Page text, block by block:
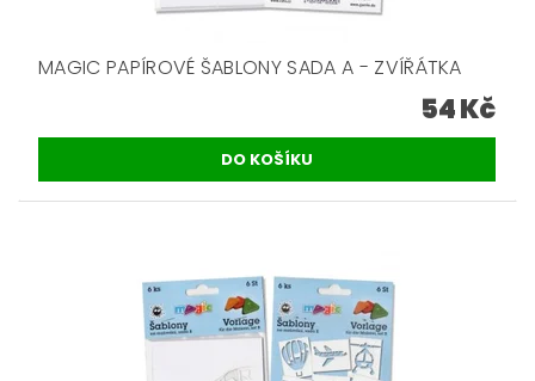
MAGIC PAPÍROVÉ ŠABLONY SADA A - ZVÍŘÁTKA
54 Kč